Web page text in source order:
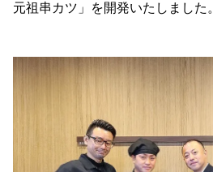
元祖串カツ」を開発いたしました。